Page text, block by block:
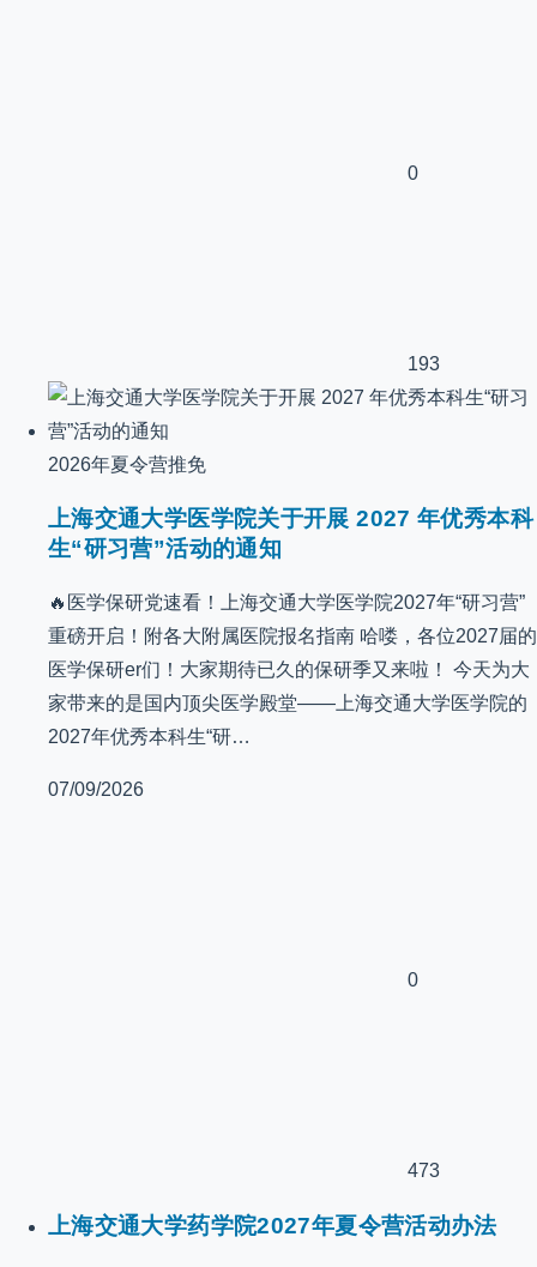
0
193
2026年夏令营推免
上海交通大学医学院关于开展 2027 年优秀本科
生“研习营”活动的通知
🔥医学保研党速看！上海交通大学医学院2027年“研习营”
重磅开启！附各大附属医院报名指南 哈喽，各位2027届的
医学保研er们！大家期待已久的保研季又来啦！ 今天为大
家带来的是国内顶尖医学殿堂——上海交通大学医学院的
2027年优秀本科生“研…
07/09/2026
0
473
上海交通大学药学院2027年夏令营活动办法